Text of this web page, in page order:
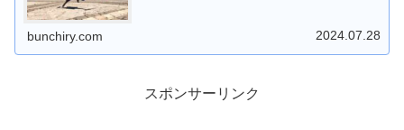
bunchiry.com 2024.07.28
スポンサーリンク